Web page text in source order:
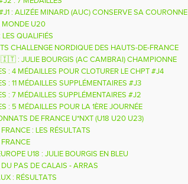
: ALIZÉE MINARD (AUC) CONSERVE SA COURONNE
MONDE U20
LES QUALIFIÉS
CHALLENGE NORDIQUE DES HAUTS-DE-FRANCE
: JULIE BOURGIS (AC CAMBRAI) CHAMPIONNE
U18 DE LA PERCHE
: 4 MÉDAILLES POUR CLOTURER LE CHPT #J4
: 11 MÉDAILLES SUPPLÉMENTAIRES #J3
: 7 MÉDAILLES SUPPLÉMENTAIRES #J2
: 5 MÉDAILLES POUR LA 1ÈRE JOURNÉE
DE FRANCE U*NXT (U18 U20 U23)
: LES RÉSULTATS
U18 : JULIE BOURGIS EN BLEU
DU PAS DE CALAIS - ARRAS
: RÉSULTATS